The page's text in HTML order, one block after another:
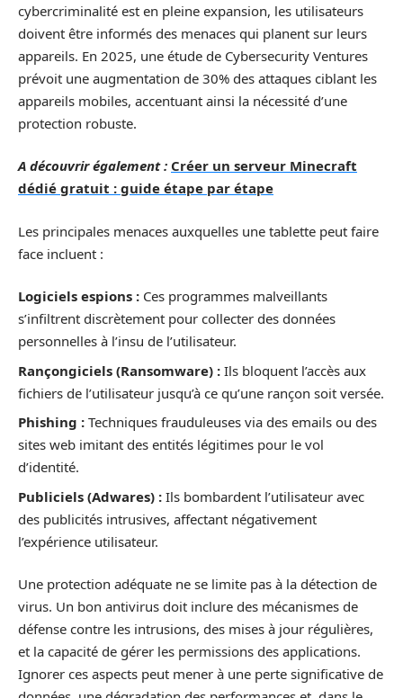
cybercriminalité est en pleine expansion, les utilisateurs
doivent être informés des menaces qui planent sur leurs
appareils. En 2025, une étude de Cybersecurity Ventures
prévoit une augmentation de 30% des attaques ciblant les
appareils mobiles, accentuant ainsi la nécessité d’une
protection robuste.
A découvrir également : Créer un serveur Minecraft
dédié gratuit : guide étape par étape
Les principales menaces auxquelles une tablette peut faire
face incluent :
Logiciels espions : Ces programmes malveillants
s’infiltrent discrètement pour collecter des données
personnelles à l’insu de l’utilisateur.
Rançongiciels (Ransomware) : Ils bloquent l’accès aux
fichiers de l’utilisateur jusqu’à ce qu’une rançon soit versée.
Phishing : Techniques frauduleuses via des emails ou des
sites web imitant des entités légitimes pour le vol
d’identité.
Publiciels (Adwares) : Ils bombardent l’utilisateur avec
des publicités intrusives, affectant négativement
l’expérience utilisateur.
Une protection adéquate ne se limite pas à la détection de
virus. Un bon antivirus doit inclure des mécanismes de
défense contre les intrusions, des mises à jour régulières,
et la capacité de gérer les permissions des applications.
Ignorer ces aspects peut mener à une perte significative de